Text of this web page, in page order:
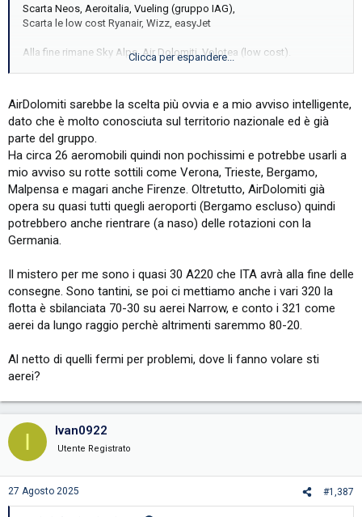
Scarta Neos, Aeroitalia, Vueling (gruppo IAG),
Scarta le low cost Ryanair, Wizz, easyJet
Alla fine rimane Sky Alps, Air Dolomiti, Volotea (low cost).
anche per ITA.
Bisogna ricordarsi che al netto di stravolgere il tutto servono anche
altri aerei per poter portare avanti il progetto.
Inviato dal mio 2311DRK48G utilizzando Tapatalk
Clicca per espandere...
AirDolomiti sarebbe la scelta più ovvia e a mio avviso intelligente,
dato che è molto conosciuta sul territorio nazionale ed è già
parte del gruppo.
Ha circa 26 aeromobili quindi non pochissimi e potrebbe usarli a
mio avviso su rotte sottili come Verona, Trieste, Bergamo,
Malpensa e magari anche Firenze. Oltretutto, AirDolomiti già
opera su quasi tutti quegli aeroporti (Bergamo escluso) quindi
potrebbero anche rientrare (a naso) delle rotazioni con la
Germania.
Il mistero per me sono i quasi 30 A220 che ITA avrà alla fine delle
consegne. Sono tantini, se poi ci mettiamo anche i vari 320 la
flotta è sbilanciata 70-30 su aerei Narrow, e conto i 321 come
aerei da lungo raggio perchè altrimenti saremmo 80-20.
Al netto di quelli fermi per problemi, dove li fanno volare sti
aerei?
I Ivan0922
Utente Registrato
27 Agosto 2025 #1,387